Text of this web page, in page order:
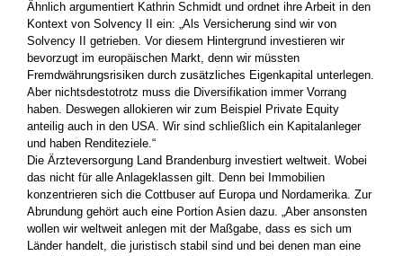
Ähnlich argumentiert Kathrin Schmidt und ordnet ihre Arbeit in den
Kontext von Solvency II ein: „Als Versicherung sind wir von
Solvency II getrieben. Vor diesem Hintergrund investieren wir
bevorzugt im europäischen Markt, denn wir müssten
Fremdwährungsrisiken durch zusätzliches Eigenkapital unterlegen.
Aber nichtsdestotrotz muss die Diversifikation immer Vorrang
haben. Deswegen allokieren wir zum Beispiel Private Equity
anteilig auch in den USA. Wir sind schließlich ein Kapitalanleger
und haben Renditeziele.“
Die Ärzteversorgung Land Brandenburg investiert weltweit. Wobei
das nicht für alle Anlageklassen gilt. Denn bei Immobilien
konzentrieren sich die Cottbuser auf Europa und Nordamerika. Zur
Abrundung gehört auch eine Portion Asien dazu. „Aber ansonsten
wollen wir weltweit anlegen mit der Maßgabe, dass es sich um
Länder handelt, die juristisch stabil sind und bei denen man eine